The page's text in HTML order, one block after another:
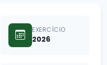
EXERCÍCIO
2026